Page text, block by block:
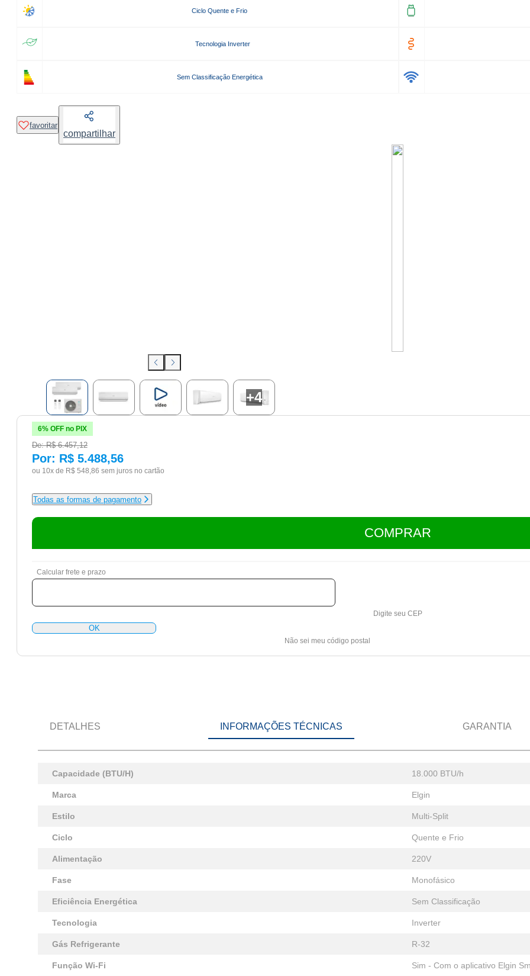
Ciclo Quente e Frio
Tecnologia Inverter
Sem Classificação Energética
favoritar
compartilhar
+4
6% OFF no PIX
De:R$ 6.457,12
Por: R$ 5.488,56
ou 10x de R$ 548,86 sem juros no cartão
Todas as formas de pagamento
COMPRAR
Calcular frete e prazo
Digite seu CEP
OK
Não sei meu código postal
DETALHES INFORMAÇÕES TÉCNICAS GARANTIA
Capacidade (BTU/H) 18.000 BTU/h
Marca Elgin
Estilo Multi-Split
Ciclo Quente e Frio
Alimentação 220V
Fase Monofásico
Eficiência Energética Sem Classificação
Tecnologia Inverter
Gás Refrigerante R-32
Função Wi-Fi Sim - Com o aplicativo Elgin